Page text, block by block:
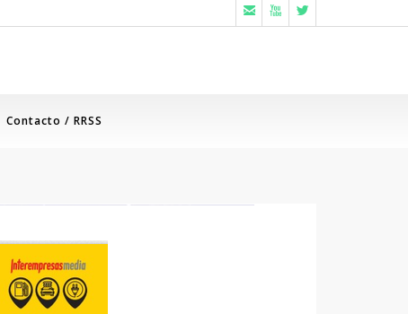
  
Contacto / RRSS